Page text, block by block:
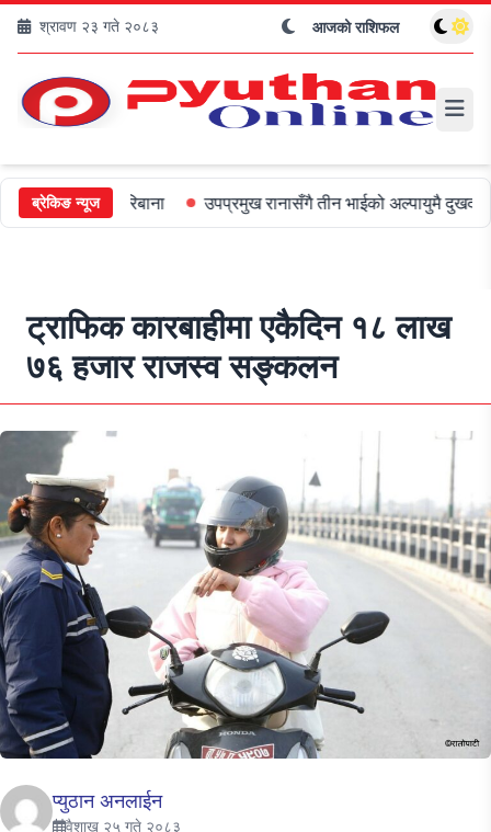
श्रावण २३ गते २०८३ आजको राशिफल
ब्रेकिङ न्यूज
जरिबाना उपप्रमुख रानासँगै तीन भाईको अल्पायुमै दुखद निधन
ट्राफिक कारबाहीमा एकैदिन १८ लाख
७६ हजार राजस्व सङ्कलन
प्युठान अनलाईन
वैशाख २५ गते २०८३